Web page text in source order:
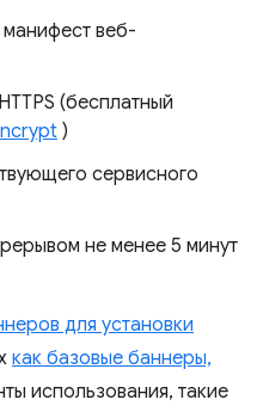
манифест веб-
(бесплатный
)
сервисного
не менее 5 минут
для установки
как базовые баннеры,
использования, такие